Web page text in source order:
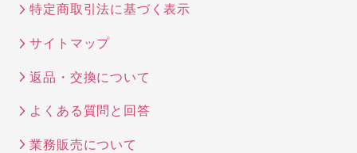
特定商取引法に基づく表示
サイトマップ
返品・交換について
よくある質問と回答
業務販売について